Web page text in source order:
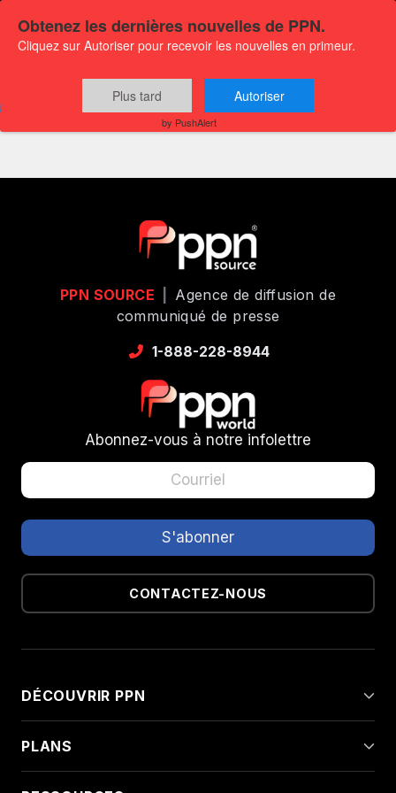
PPN SOURCE
Agence de diffusion de
communiqué de presse
1-888-228-8944
Abonnez-vous à notre infolettre
CONTACTEZ-NOUS
DÉCOUVRIR PPN
PLANS
Obtenez les dernières nouvelles de PPN.
Cliquez sur Autoriser pour recevoir les nouvelles en primeur.
Plus tard Autoriser
by PushAlert